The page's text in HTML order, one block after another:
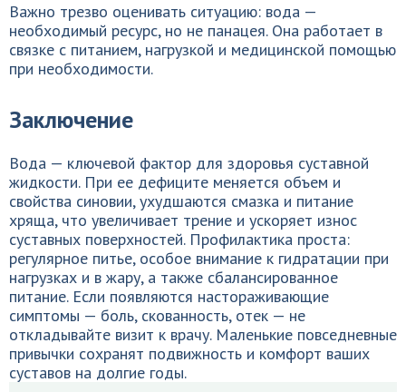
Важно трезво оценивать ситуацию: вода —
необходимый ресурс, но не панацея. Она работает в
связке с питанием, нагрузкой и медицинской помощью
при необходимости.
Заключение
Вода — ключевой фактор для здоровья суставной
жидкости. При ее дефиците меняется объем и
свойства синовии, ухудшаются смазка и питание
хряща, что увеличивает трение и ускоряет износ
суставных поверхностей. Профилактика проста:
регулярное питье, особое внимание к гидратации при
нагрузках и в жару, а также сбалансированное
питание. Если появляются настораживающие
симптомы — боль, скованность, отек — не
откладывайте визит к врачу. Маленькие повседневные
привычки сохранят подвижность и комфорт ваших
суставов на долгие годы.